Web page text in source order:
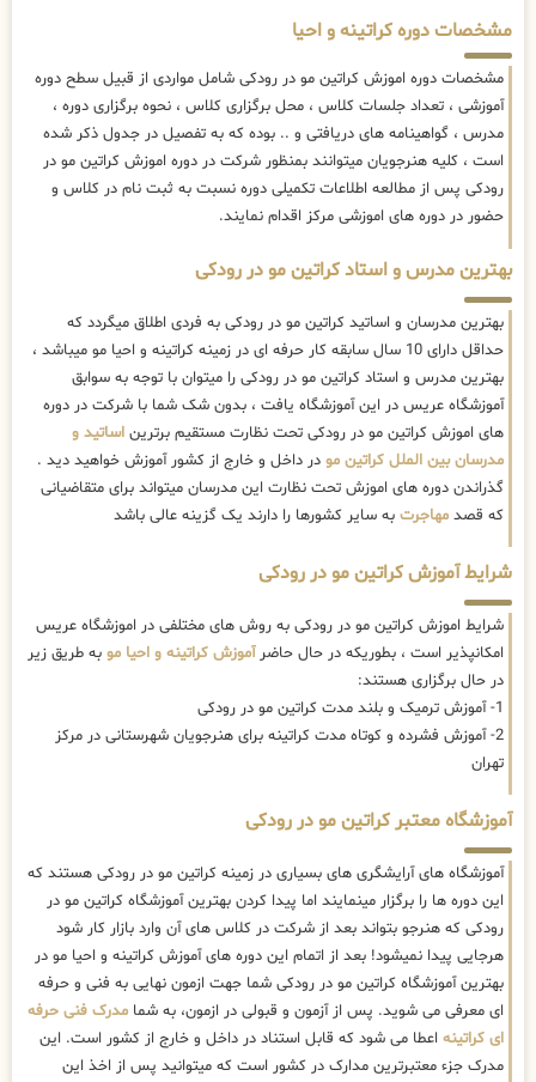
مشخصات دوره کراتینه و احیا
مشخصات دوره اموزش کراتین مو در رودکی شامل مواردی از قبیل سطح دوره
آموزشی ، تعداد جلسات کلاس ، محل برگزاری کلاس ، نحوه برگزاری دوره ،
مدرس ، گواهینامه های دریافتی و .. بوده که به تفصیل در جدول ذکر شده
است ، کلیه هنرجویان میتوانند بمنظور شرکت در دوره اموزش کراتین مو در
رودکی پس از مطالعه اطلاعات تکمیلی دوره نسبت به ثبت نام در کلاس و
حضور در دوره های اموزشی مرکز اقدام نمایند.
بهترین مدرس و استاد کراتین مو در رودکی
بهترین مدرسان و اساتید کراتین مو در رودکی به فردی اطلاق میگردد که
حداقل دارای 10 سال سابقه کار حرفه ای در زمینه کراتینه و احیا مو میباشد ،
بهترین مدرس و استاد کراتین مو در رودکی را میتوان با توجه به سوابق
آموزشگاه عریس در این آموزشگاه یافت ، بدون شک شما با شرکت در دوره
های اموزش کراتین مو در رودکی تحت نظارت مستقیم برترین اساتید و
مدرسان بین الملل کراتین مو در داخل و خارج از کشور آموزش خواهید دید .
گذراندن دوره های اموزش تحت نظارت این مدرسان میتواند برای متقاضیانی
که قصد مهاجرت به سایر کشورها را دارند یک گزینه عالی باشد
شرایط آموزش کراتین مو در رودکی
شرایط اموزش کراتین مو در رودکی به روش های مختلفی در اموزشگاه عریس
امکانپذیر است ، بطوریکه در حال حاضرآموزش کراتینه و احیا مو به طریق زیر
در حال برگزاری هستند:
1- آموزش ترمیک و بلند مدت کراتین مو در رودکی
2- آموزش فشرده و کوتاه مدت کراتینه برای هنرجویان شهرستانی در مرکز
تهران
آموزشگاه معتبر کراتین مو در رودکی
آموزشگاه های آرایشگری های بسیاری در زمینه کراتین مو در رودکی هستند که
این دوره ها را برگزار مینمایند اما پیدا کردن بهترین آموزشگاه کراتین مو در
رودکی که هنرجو بتواند بعد از شرکت در کلاس های آن وارد بازار کار شود
هرجایی پیدا نمیشود! بعد از اتمام این دوره های آموزش کراتینه و احیا مو در
بهترین آموزشگاه کراتین مو در رودکی شما جهت ازمون نهایی به فنی و حرفه
ای معرفی می شوید. پس از آزمون و قبولی در ازمون، به شما مدرک فنی حرفه
ای کراتینه اعطا می شود که قابل استناد در داخل و خارج از کشور است. این
مدرک جزء معتبرترین مدارک در کشور است که میتوانید پس از اخذ این